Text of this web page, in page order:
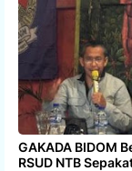
GAKADA BIDOM
RSUD NTB